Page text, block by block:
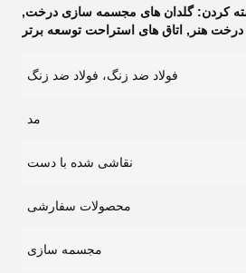
کردن:گلدان های مجسمه سازی درخت,
درخت هنر , اتاق های استراحت توسعه برتر
فولاد ضد زنگ، فولاد ضد زنگ
مد
نقاشی شده با دست
محصولات سفارشی
مجسمه سازی